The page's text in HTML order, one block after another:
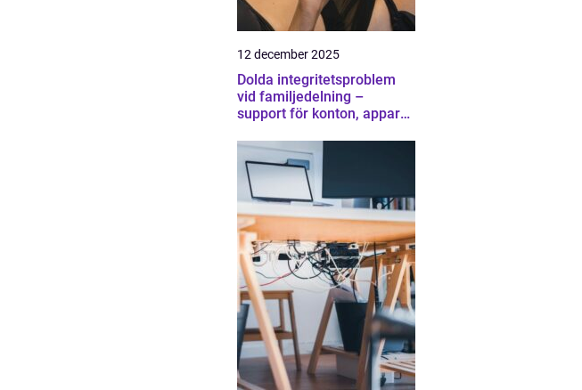
12 december 2025
Dolda integritetsproblem
vid familjedelning –
support för konton, appar